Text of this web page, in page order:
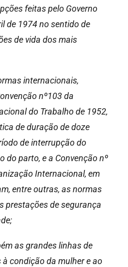
feitas pelo Governo
de 1974 no sentido de
de vida dos mais
internacionais,
nº103 da
do Trabalho de 1952,
de duração de doze
de interrupção do
do parto, e a Convenção nº
Internacional, em
entre outras, as normas
prestações de segurança
as grandes linhas de
condição da mulher e ao